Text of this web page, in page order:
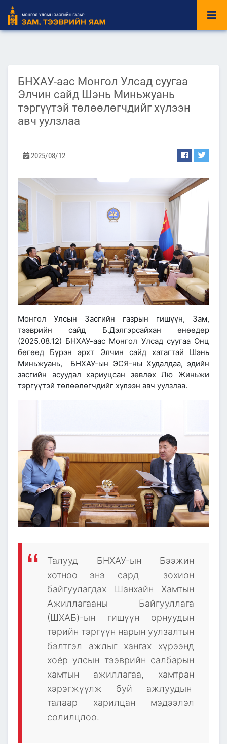
БНХАУ-аас Монгол Улсад суугаа
Элчин сайд Шэнь Миньжуань
тэргүүтэй төлөөлөгчдийг хүлээн
авч уулзлаа
2025/08/12
Монгол Улсын Засгийн газрын гишүүн, Зам,
тээврийн сайд Б.Дэлгэрсайхан өнөөдөр
(2025.08.12) БНХАУ-аас Монгол Улсад суугаа Онц
бөгөөд Бүрэн эрхт Элчин сайд хатагтай Шэнь
Миньжуань, БНХАУ-ын ЭСЯ-ны Худалдаа, эдийн
засгийн асуудал хариуцсан зөвлөх Лю Жиньжи
тэргүүтэй төлөөлөгчдийг хүлээн авч уулзлаа.
Талууд БНХАУ-ын Бээжин
хотноо энэ сард зохион
байгуулагдах Шанхайн Хамтын
Ажиллагааны Байгууллага
(ШХАБ)-ын гишүүн орнуудын
төрийн тэргүүн нарын уулзалтын
бэлтгэл ажлыг хангах хүрээнд
хоёр улсын тээврийн салбарын
хамтын ажиллагаа, хамтран
хэрэгжүүлж буй ажлуудын
талаар харилцан мэдээлэл
солилцлоо.